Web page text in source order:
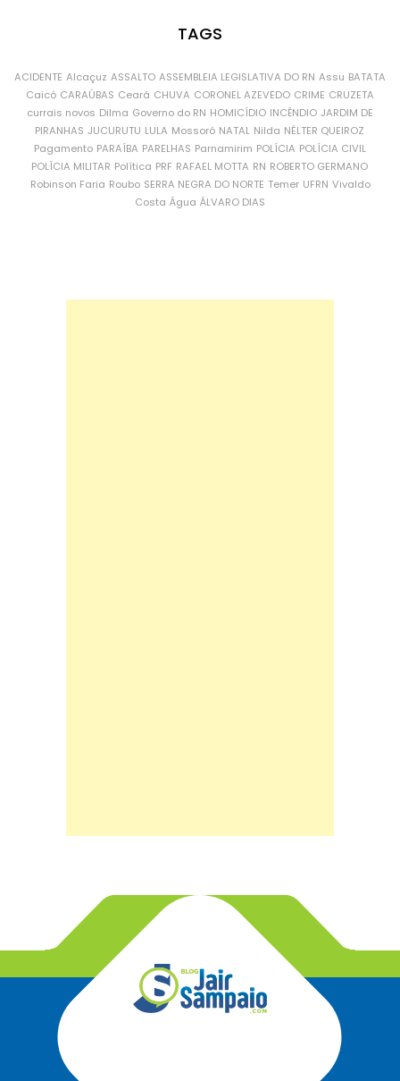
TAGS
ACIDENTE Alcaçuz ASSALTO ASSEMBLEIA LEGISLATIVA DO RN Assu BATATA
Caicó CARAÚBAS Ceará CHUVA CORONEL AZEVEDO CRIME CRUZETA
currais novos Dilma Governo do RN HOMICÍDIO INCÊNDIO JARDIM DE
PIRANHAS JUCURUTU LULA Mossoró NATAL Nilda NÉLTER QUEIROZ
Pagamento PARAÍBA PARELHAS Parnamirim POLÍCIA POLÍCIA CIVIL
POLÍCIA MILITAR Política PRF RAFAEL MOTTA RN ROBERTO GERMANO
Robinson Faria Roubo SERRA NEGRA DO NORTE Temer UFRN Vivaldo
Costa Água ÁLVARO DIAS